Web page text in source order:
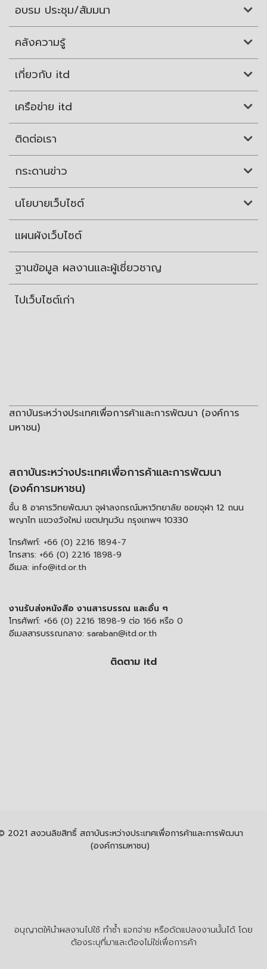
อบรม ประชุม/สัมมนา
คลังความรู้
เกี่ยวกับ itd
เครือข่าย itd
ติดต่อเรา
กระดานข่าว
นโยบายเว็บไซต์
แผนผังเว็บไซต์
ฐานข้อมูล ผลงานและผู้เชี่ยวชาญ
ไปเว็บไซต์เก่า
สถาบันระหว่างประเทศเพื่อการค้าและการพัฒนา (องค์การ
มหาชน)
สถาบันระหว่างประเทศเพื่อการค้าและการพัฒนา
(องค์การมหาชน)
ชั้น 8 อาคารวิทยพัฒนา จุฬาลงกรณ์มหาวิทยาลัย ซอยจุฬา 12 ถนน
พญาไท แขวงวังใหม่ เขตปทุมวัน กรุงเทพฯ 10330
โทรศัพท์: +66 (0) 2216 1894-7
โทรสาร: +66 (0) 2216 1898-9
อีเมล: info@itd.or.th
งานรับส่งหนังสือ งานสารบรรณ และอื่น ๆ
โทรศัพท์: +66 (0) 2216 1898-9 ต่อ 166 หรือ 0
อีเมลสารบรรณกลาง: saraban@itd.or.th
ติดตาม itd
อนุญาตให้นำผลงานไปใช้ ทำซ้ำ แจกจ่าย หรือดัดแปลงงานนั้นได้ โดย
ต้องระบุที่มาและต้องไม่ใช่เพื่อการค้า
2021 สงวนลิขสิทธิ์ สถาบันระหว่างประเทศเพื่อการค้าและการพัฒนา
(องค์การมหาชน)